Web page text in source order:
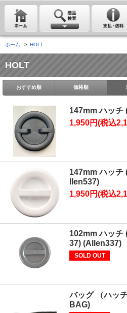
ホーム > HOLT
HOLT
おすすめ順 価格順
147mm ハッチ
1,950円(税込
147mm ハッチ
llen537)
1,950円(税込
102mm ハッチ
37) (Allen337)
SOLD OUT
バッグ （ハッ
BAG)